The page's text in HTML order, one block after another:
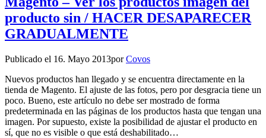
producto sin / HACER DESAPARECER
GRADUALMENTE
Publicado el 16. Mayo 2013porCovos
Nuevos productos han llegado y se encuentra directamente en la
tienda de Magento. El ajuste de las fotos, pero por desgracia tiene un
poco. Bueno, este artículo no debe ser mostrado de forma
predeterminada en las páginas de los productos hasta que tengan una
imagen. Por supuesto, existe la posibilidad de ajustar el producto en
sí, que no es visible o que está deshabilitado…